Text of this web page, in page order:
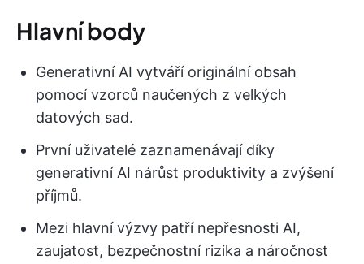
Hlavní body
Generativní AI vytváří originální obsah
pomocí vzorců naučených z velkých
datových sad.
První uživatelé zaznamenávají díky
generativní AI nárůst produktivity a zvýšení
příjmů.
Mezi hlavní výzvy patří nepřesnosti AI,
zaujatost, bezpečnostní rizika a náročnost